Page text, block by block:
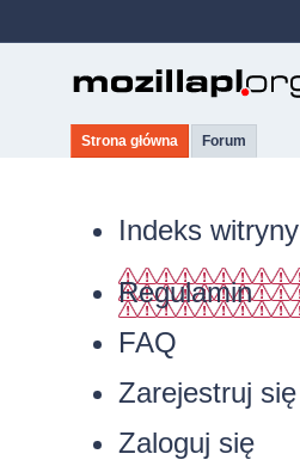
Strona główna Forum
Indeks witryny
Regulamin
FAQ
Zarejestruj się
Zaloguj się